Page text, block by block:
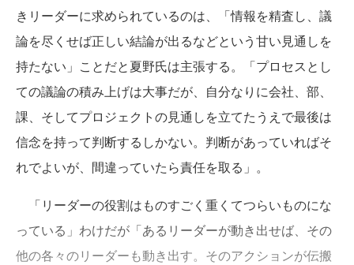
きリーダーに求められているのは、「情報を精査し、議
論を尽くせば正しい結論が出るなどという甘い見通しを
持たない」ことだと夏野氏は主張する。「プロセスとし
ての議論の積み上げは大事だが、自分なりに会社、部、
課、そしてプロジェクトの見通しを立てたうえで最後は
信念を持って判断するしかない。判断があっていればそ
れでよいが、間違っていたら責任を取る」。
「リーダーの役割はものすごく重くてつらいものにな
っている」わけだが「あるリーダーが動き出せば、その
他の各々のリーダーも動き出す。そのアクションが伝搬